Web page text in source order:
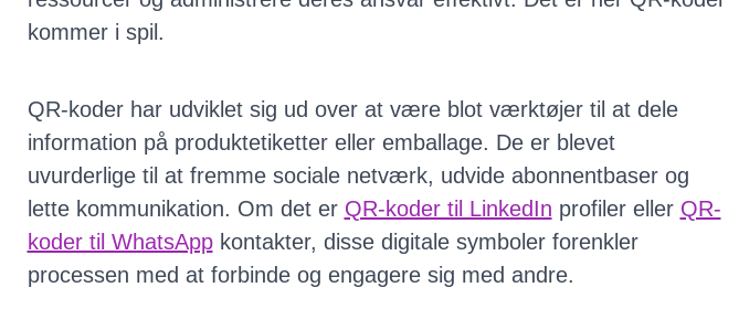
kommer i spil.
QR-koder har udviklet sig ud over at være blot værktøjer til at dele
information på produktetiketter eller emballage. De er blevet
uvurderlige til at fremme sociale netværk, udvide abonnentbaser og
lette kommunikation. Om det er QR-koder til LinkedIn profiler eller QR-
koder til WhatsAppkontakter, disse digitale symboler forenkler
processen med at forbinde og engagere sig med andre.